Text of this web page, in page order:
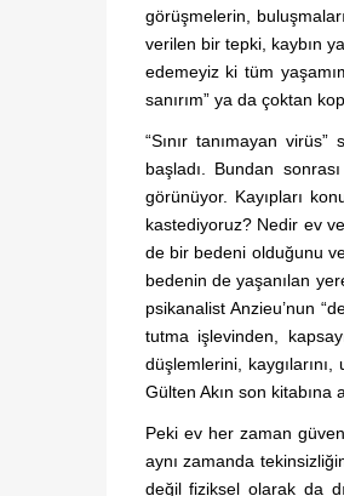
görüşmelerin,
verilen bir tepki, kaybın
edemeyiz ki tüm
sanırım” ya da çoktan
“Sınır tanımayan
başladı. Bundan
görünüyor. Kayıpları
kastediyoruz? Nedir ev
de bir bedeni olduğunu ve
bedenin de yaşanılan
psikanalist Anzieu’nun
tutma işlevinden,
düşlemlerini,
Gülten Akın son kitabına
Peki ev her zaman
aynı zamanda
değil fiziksel olarak da